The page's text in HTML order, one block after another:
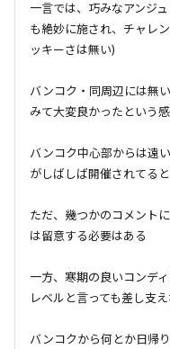
一言では、巧みなアンジ
も絶妙に施され、チャレ
ッキーさは無い)
バンコク・同周辺には無
みて大変良かったという
バンコク中心部からは遠
がしばしば開催されてる
ただ、幾つかのコメント
は留意する必要はある
一方、寒期の良いコンデ
レベルと言っても差し支
バンコクから何とか日帰